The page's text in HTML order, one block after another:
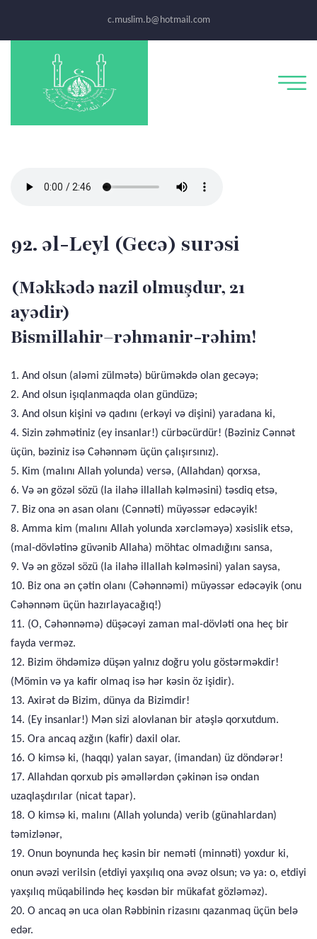
c.muslim.b@hotmail.com
92. əl-Leyl (Gecə) surəsi
(Məkkədə nazil olmuşdur, 21
ayədir)
Bismillahir–rəhmanir-rəhim!
1. And olsun (aləmi zülmətə) bürüməkdə olan gecəyə;
2. And olsun işıqlanmaqda olan gündüzə;
3. And olsun kişini və qadını (erkəyi və dişini) yaradana ki,
4. Sizin zəhmətiniz (ey insanlar!) cürbəcürdür! (Bəziniz Cənnət
üçün, bəziniz isə Cəhənnəm üçün çalışırsınız).
5. Kim (malını Allah yolunda) versə, (Allahdan) qorxsa,
6. Və ən gözəl sözü (la ilahə illallah kəlməsini) təsdiq etsə,
7. Biz ona ən asan olanı (Cənnəti) müyəssər edəcəyik!
8. Amma kim (malını Allah yolunda xərcləməyə) xəsislik etsə,
(mal-dövlətinə güvənib Allaha) möhtac olmadığını sansa,
9. Və ən gözəl sözü (la ilahə illallah kəlməsini) yalan saysa,
10. Biz ona ən çətin olanı (Cəhənnəmi) müyəssər edəcəyik (onu
Cəhənnəm üçün hazırlayacağıq!)
11. (O, Cəhənnəmə) düşəcəyi zaman mal-dövləti ona heç bir
fayda verməz.
12. Bizim öhdəmizə düşən yalnız doğru yolu göstərməkdir!
(Mömin və ya kafir olmaq isə hər kəsin öz işidir).
13. Axirət də Bizim, dünya da Bizimdir!
14. (Ey insanlar!) Mən sizi alovlanan bir atəşlə qorxutdum.
15. Ora ancaq azğın (kafir) daxil olar.
16. O kimsə ki, (haqqı) yalan sayar, (imandan) üz döndərər!
17. Allahdan qorxub pis əməllərdən çəkinən isə ondan
uzaqlaşdırılar (nicat tapar).
18. O kimsə ki, malını (Allah yolunda) verib (günahlardan)
təmizlənər,
19. Onun boynunda heç kəsin bir neməti (minnəti) yoxdur ki,
onun əvəzi verilsin (etdiyi yaxşılıq ona əvəz olsun; və ya: o, etdiyi
yaxşılıq müqabilində heç kəsdən bir mükafat gözləməz).
20. O ancaq ən uca olan Rəbbinin rizasını qazanmaq üçün belə
edər.